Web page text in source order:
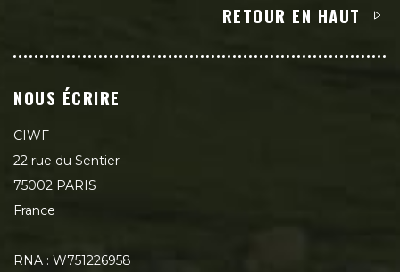
RETOUR EN HAUT
NOUS ÉCRIRE
CIWF
22 rue du Sentier
75002 PARIS
France
RNA : W751226958